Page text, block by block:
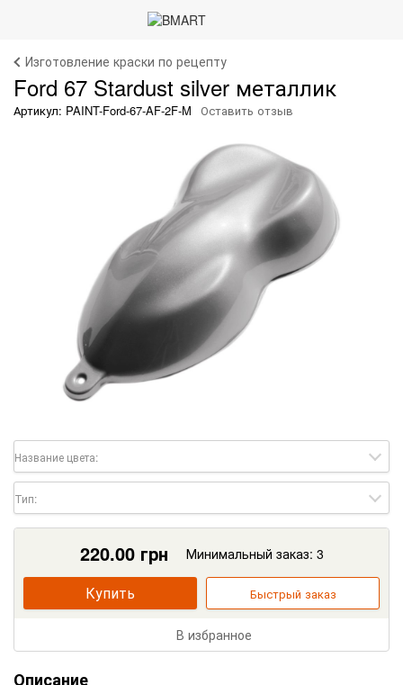
Изготовление краски по рецепту
Ford 67 Stardust silver металлик
Артикул: PAINT-Ford-67-AF-2F-M Оставить отзыв
Название цвета:
Тип:
220.00грн Минимальный заказ: 3
Купить Быстрый заказ
В избранное
Описание